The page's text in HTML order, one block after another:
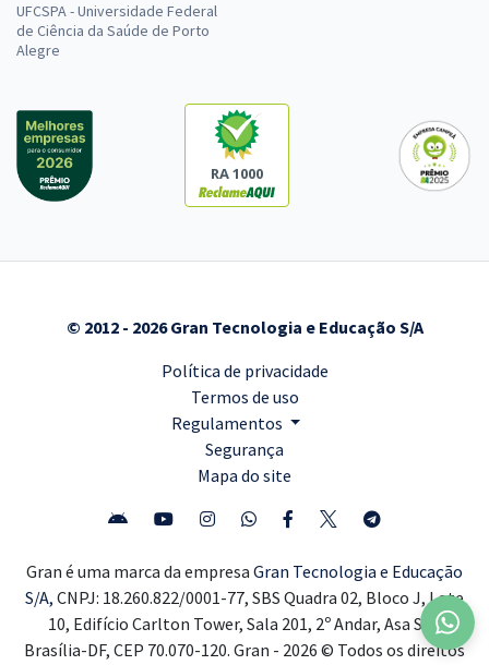
UFCSPA - Universidade Federal
de Ciência da Saúde de Porto
Alegre
RA 1000
© 2012 - 2026 Gran Tecnologia e Educação S/A
Política de privacidade
Termos de uso
Regulamentos
Segurança
Mapa do site
Gran é uma marca da empresa Gran Tecnologia e Educação
S/A, CNPJ: 18.260.822/0001-77, SBS Quadra 02, Bloco J, Lote
10, Edifício Carlton Tower, Sala 201, 2º Andar, Asa Sul,
Brasília-DF, CEP 70.070-120. Gran - 2026 © Todos os direitos